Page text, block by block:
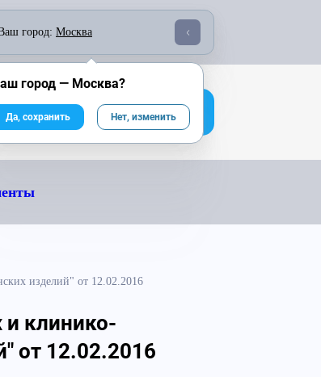
По России бесплатно:
8 800 333-25-40
город: Москва
На сайт компании
изделий" от 12.02.2016
клинико-
от 12.02.2016
город — Москва?
Да, сохранить Нет, изменить